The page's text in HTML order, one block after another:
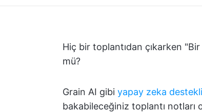
Hiç bir toplantıdan çıkarken
mü?
Grain AI gibi yapay zeka
bakabileceğiniz toplantı notları